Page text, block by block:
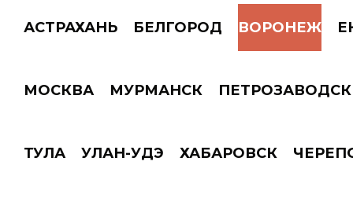
АСТРАХАНЬ БЕЛГОРОД ВОРОНЕЖ
МОСКВА МУРМАНСК ПЕТРОЗАВОДСК
ТУЛА УЛАН-УДЭ ХАБАРОВСК